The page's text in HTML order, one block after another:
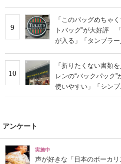
9
「このバッグめちゃ
トバッグ”が大好評
が入る」「タンブラ
10
「折りたくない書類
レンの“バックパック
使いやすい」「シン
アンケート
実施中
声が好きな「日本のボーカリ